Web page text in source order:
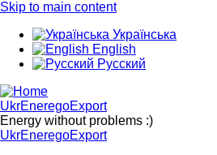
Skip to main content
Українська
English
Русский
UkrEneregoExport
Energy without problems :)
UkrEneregoExport